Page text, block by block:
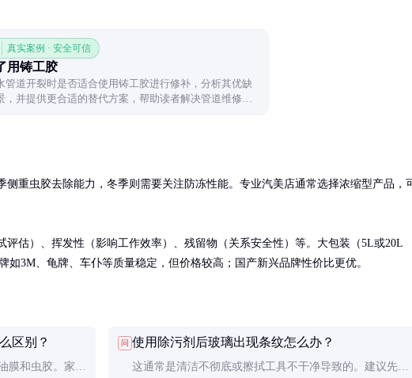
真实案例 · 安全可信
用铸工胶
管道开裂时是否适合使用铸工胶进行修补，分析其优缺
，并提供更合适的替代方案，帮助读者解决管道维修难
侧重虫胶去除能力，冬季则需要关注防冻性能。专业汽美店通常选择浓缩型产品，
估）、挥发性（影响工作效率）、残留物（关系安全性）等。大包装（5L或20L
如3M、龟牌、车仆等质量稳定，但价格较高；国产新兴品牌性价比更优。
区别？
膜和虫胶。家用
问 使用除污剂后玻璃出现条纹怎么办？
这通常是清洁不彻底或擦拭工具不干净导致的。建议先用